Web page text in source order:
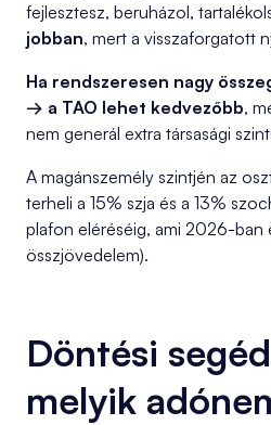
fejlesztesz, beruházol,
jobban, mert a visszaforgatott
Ha rendszeresen nagy
→ a TAO lehet kedvezőbb,
nem generál extra társasági
A magánszemély szintjén az
terheli a 15% szja és a 13%
plafon eléréséig, ami 2026-
összjövedelem).
Döntési
melyik